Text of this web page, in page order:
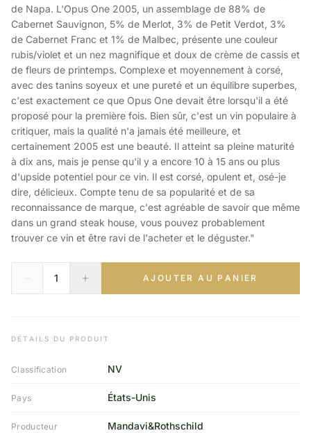
de Napa. L'Opus One 2005, un assemblage de 88% de
Cabernet Sauvignon, 5% de Merlot, 3% de Petit Verdot, 3%
de Cabernet Franc et 1% de Malbec, présente une couleur
rubis/violet et un nez magnifique et doux de crème de cassis et
de fleurs de printemps. Complexe et moyennement à corsé,
avec des tanins soyeux et une pureté et un équilibre superbes,
c'est exactement ce que Opus One devait être lorsqu'il a été
proposé pour la première fois. Bien sûr, c'est un vin populaire à
critiquer, mais la qualité n'a jamais été meilleure, et
certainement 2005 est une beauté. Il atteint sa pleine maturité
à dix ans, mais je pense qu'il y a encore 10 à 15 ans ou plus
d'upside potentiel pour ce vin. Il est corsé, opulent et, osé-je
dire, délicieux. Compte tenu de sa popularité et de sa
reconnaissance de marque, c'est agréable de savoir que même
dans un grand steak house, vous pouvez probablement
trouver ce vin et être ravi de l'acheter et le déguster."
AJOUTER AU PANIER
DÉTAILS DU PRODUIT
Classification NV
Pays États-Unis
Producteur Mandavi&Rothschild